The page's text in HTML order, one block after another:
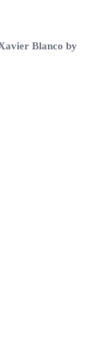
Blanco by